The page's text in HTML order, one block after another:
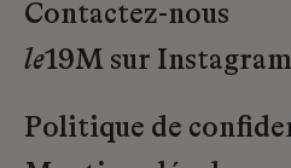
Contactez-nous
le19M sur Instagram
Politique de